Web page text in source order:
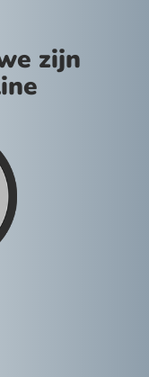
zijn